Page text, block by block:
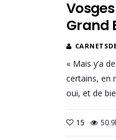
Grand
« Mais y’a
certains, en
oui, et de
15